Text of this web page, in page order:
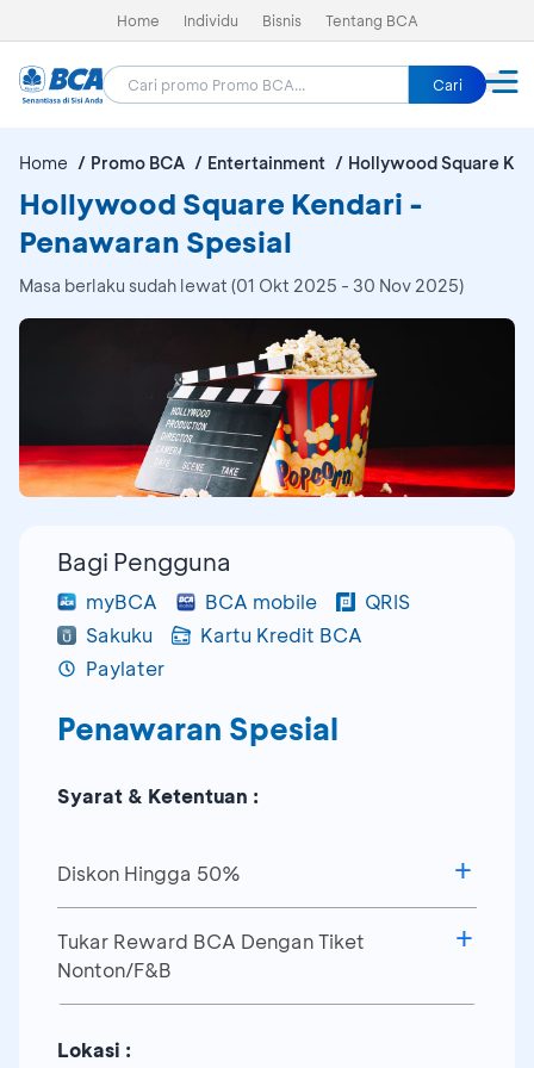
Home Individu Bisnis Tentang BCA
Cari
Home Promo BCA Entertainment Hollywood Square
Hollywood Square Kendari -
Penawaran Spesial
Masa berlaku sudah lewat (01 Okt 2025 - 30 Nov 2025)
Bagi Pengguna
myBCA BCA mobile
QRIS
Sakuku
Kartu Kredit BCA
Paylater
Penawaran Spesial
Syarat & Ketentuan :
Diskon Hingga 50%
Diskon 30%
Minimum transaksi Rp100 ribu
Maksimum diskon Rp30 ribu
Tukar Reward BCA Dengan Tiket
Nonton/F&B
BCA untuk 1 tiket nonton
Lokasi :